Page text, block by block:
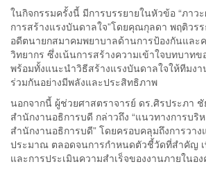
ในกิจกรรมครั้งนี้ มีการบรรยายในหัวข้อ “ภาว
การสร้างแรงบันดาลใจ”โดยคุณกุลดา พฤติว
อดีตนายกสมาคมพยาบาลด้านการป้องกันและ
วิทยากร ซึ่งเน้นการสร้างความเข้าใจบทบาท
พร้อมทั้งแนะนำวิธีสร้างแรงบันดาลใจให้ทีมงา
ร่วมกันอย่างมีพลังและประสิทธิภาพ
นอกจากนี้ ผู้ช่วยศาสตราจารย์ ดร.ศิรประภา ชั
สำนักงานอธิการบดี กล่าวถึง “แนวทางการบริ
สำนักงานอธิการบดี” โดยครอบคลุมถึงการวา
ประมาณ ตลอดจนการกำหนดตัวชี้วัดที่สำคัญ
และการประเมินความสำเร็จของงานภายในอง